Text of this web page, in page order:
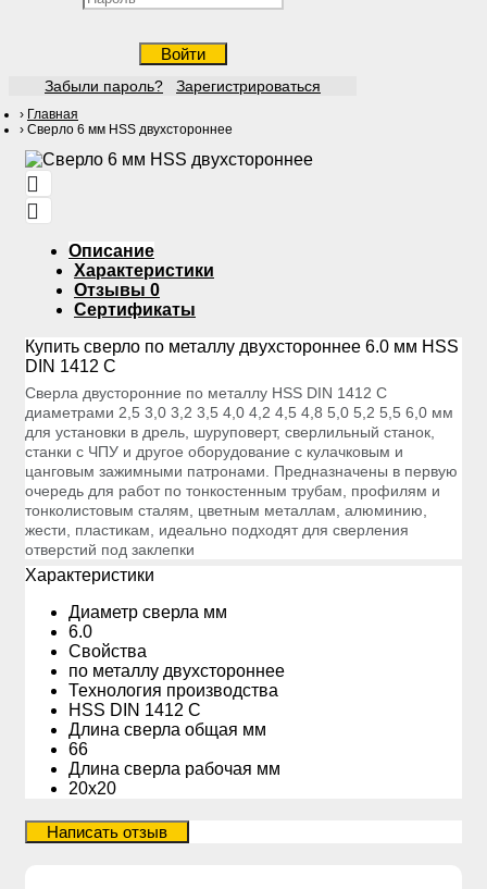
Войти
Забыли пароль? Зарегистрироваться
Главная
Сверло 6 мм HSS двухстороннее
Описание
Характеристики
Отзывы 0
Сертификаты
Купить сверло по металлу двухстороннее 6.0 мм HSS
DIN 1412 C
Сверла двусторонние по металлу HSS DIN 1412 С
диаметрами 2,5 3,0 3,2 3,5 4,0 4,2 4,5 4,8 5,0 5,2 5,5 6,0 мм
для установки в дрель, шуруповерт, сверлильный станок,
станки с ЧПУ и другое оборудование с кулачковым и
цанговым зажимными патронами. Предназначены в первую
очередь для работ по тонкостенным трубам, профилям и
тонколистовым сталям, цветным металлам, алюминию,
жести, пластикам, идеально подходят для сверления
отверстий под заклепки
Xарактеристики
Диаметр сверла мм
6.0
Свойства
по металлу двухстороннее
Технология производства
HSS DIN 1412 C
Длина сверла общая мм
66
Длина сверла рабочая мм
20х20